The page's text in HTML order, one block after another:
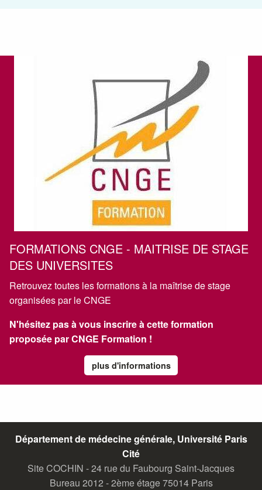
FORMATIONS CNGE - MAITRISE DE STAGE
DES UNIVERSITES
Retrouvez toutes les formations à la maîtrise de stage
organisées par le CNGE
N'hésitez pas à vous inscrire à cette formation
proposée parCNGE Formation !
plus d'informations
Département de médecine générale, Université Paris
Cité
Site COCHIN - 24 rue du Faubourg Saint-Jacques
Bureau 2012 - 2ème étage 75014 Paris